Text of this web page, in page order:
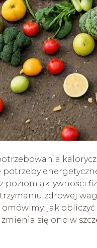
poziom aktywności
zdrowej
jak
się ono w